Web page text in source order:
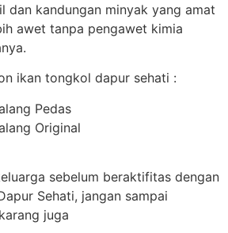
dan kandungan minyak yang amat
awet tanpa pengawet kimia
ikan tongkol dapur sehati :
Pedas
Original
sebelum beraktifitas dengan
Sehati, jangan sampai
juga